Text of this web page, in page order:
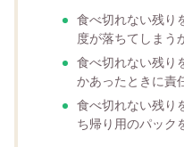
食べ切れない残り
度が落ちてしまう
食べ切れない残り
かあったときに責
食べ切れない残り
ち帰り用のパック